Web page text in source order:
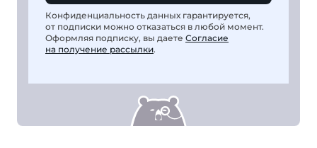
Конфиденциальность данных гарантируется,
от подписки можно отказаться в любой момент.
Оформляя подписку, вы даете Согласие
на получение рассылки.